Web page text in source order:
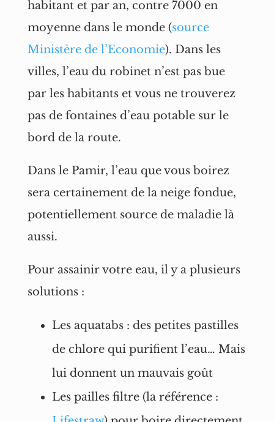
habitant et par an, contre 7000 en
moyenne dans le monde (source
Ministère de l’Economie). Dans les
villes, l’eau du robinet n’est pas bue
par les habitants et vous ne trouverez
pas de fontaines d’eau potable sur le
bord de la route.
Dans le Pamir, l’eau que vous boirez
sera certainement de la neige fondue,
potentiellement source de maladie là
aussi.
Pour assainir votre eau, il y a plusieurs
solutions :
Les aquatabs : des petites pastilles
de chlore qui purifient l’eau… Mais
lui donnent un mauvais goût
Les pailles filtre (la référence :